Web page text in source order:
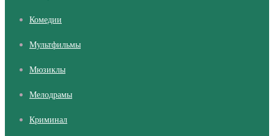
Комедии
Мультфильмы
Мюзиклы
Мелодрамы
Криминал